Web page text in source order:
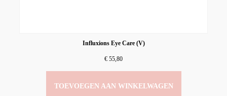
Influxions Eye Care (V)
€ 55,80
TOEVOEGEN AAN WINKELWAGEN